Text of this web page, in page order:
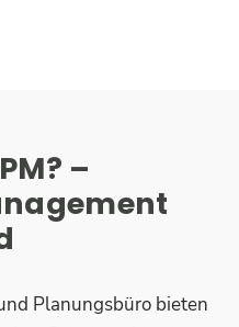
–
Planungsbüro bieten